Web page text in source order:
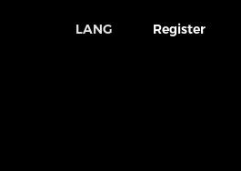
LANG Register